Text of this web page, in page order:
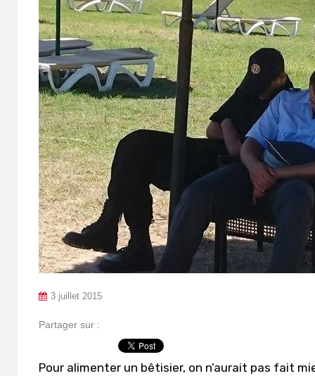
3 juillet 2015
Partager sur :
Pour alimenter un bêtisier, on n’aurait pas fait